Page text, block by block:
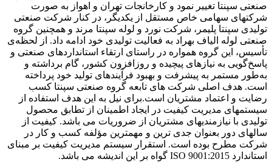
صنعتی سپنتا تغییر نمود و کارخانجات تهران و اهواز به صورت
شرکتهای سهامی خاص مستقل از یکدیگر، در کنار شرکت صنعتی
تولیدی سپنتا پلیمر، شرکت نورد و لوله سپنتا مرند و همچنین گروه
صنعتی لوله الیاف بهراد به فعالیت تولیدی خود ادامه داد. از لحظه‌ی
تأسیس، این گروه همواره در راستای ارتقاء استانداردهای صنعتی و
پاسخ‌گویی به نیازهای پیچیده و روزافزون کشور، گام برداشته و
به‌طور مستمر به پیشرفت و بهبود فرآیندهای تولید خود پرداخته
است. هدف اصلی شرکت های تابعه گروه صنعتی سپنتا کسب
رضایت و اعتماد مشتریان است.برای نیل به این هدف استفاده از
سیستمهای مدیریت کیفیت در ایجاد اطمینان از تطابق محصول
تولیدی با نیازمندیهای مشتریان از ضروریات می باشد. کیفیت از
سالهای دور بعنوان جدی ترین و مهمترین مؤلفه کسب و کار در
شرکت مطرح بوده است. استقرار سیستم مدیریت کیفیت بر مبنای
استاندارد ISO 9001:2015 گواه بر این اندیشه می باشد.